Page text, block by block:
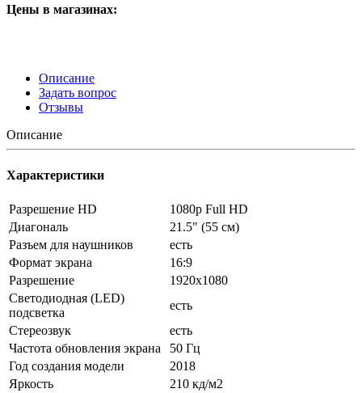
Цены в магазинах:
Описание
Задать вопрос
Отзывы
Описание
Характеристики
Разрешение HD
1080p Full HD
Диагональ
21.5" (55 см)
Разъем для наушников
есть
Формат экрана
16:9
Разрешение
1920x1080
Светодиодная (LED)
подсветка
есть
Стереозвук
есть
Частота обновления экрана
50 Гц
Год создания модели
2018
Яркость
210 кд/м2